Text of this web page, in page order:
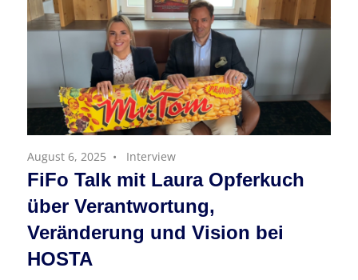
August 6, 2025 Interview
FiFo Talk mit Laura Opferkuch
über Verantwortung,
Veränderung und Vision bei
HOSTA